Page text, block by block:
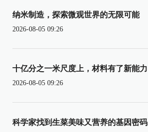
纳米制造，探索微观世界的无限可能
2026-08-05 09:26
十亿分之一米尺度上，材料有了新能力
2026-08-05 09:26
科学家找到生菜美味又营养的基因密码